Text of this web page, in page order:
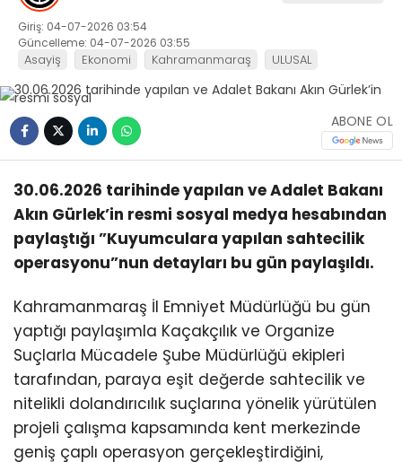
Giriş: 04-07-2026 03:54
Güncelleme: 04-07-2026 03:55
Asayiş Ekonomi Kahramanmaraş ULUSAL
ABONE OL
30.06.2026 tarihinde yapılan ve Adalet Bakanı
Akın Gürlek’in resmi sosyal medya hesabından
paylaştığı ”Kuyumculara yapılan sahtecilik
operasyonu”nun detayları bu gün paylaşıldı.
Kahramanmaraş İl Emniyet Müdürlüğü bu gün
yaptığı paylaşımla Kaçakçılık ve Organize
Suçlarla Mücadele Şube Müdürlüğü ekipleri
tarafından, paraya eşit değerde sahtecilik ve
nitelikli dolandırıcılık suçlarına yönelik yürütülen
projeli çalışma kapsamında kent merkezinde
geniş çaplı operasyon gerçekleştirdiğini,